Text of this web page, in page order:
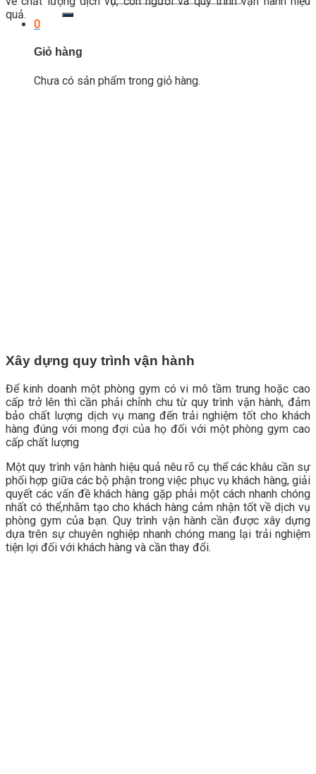
0
Giỏ hàng
Chưa có sản phẩm trong giỏ hàng.
quả.
Xây dựng quy trình vận hành
Để kinh doanh một phòng gym có vi mô tầm trung hoặc cao
cấp trở lên thì cần phải chỉnh chu từ quy trình vận hành, đảm
bảo chất lượng dịch vụ mang đến trải nghiệm tốt cho khách
hàng đúng với mong đợi của họ đối với một phòng gym cao
cấp chất lượng
Một quy trình vận hành hiệu quả nêu rõ cụ thể các khâu cần sự
phối hợp giữa các bộ phận trong việc phục vụ khách hàng, giải
quyết các vấn đề khách hàng gặp phải một cách nhanh chóng
nhất có thể,nhằm tạo cho khách hàng cảm nhận tốt về dịch vụ
phòng gym của bạn. Quy trình vận hành cần được xây dựng
dựa trên sự chuyên nghiệp nhanh chóng mang lại trải nghiệm
tiện lợi đối với khách hàng và cần thay đổi.